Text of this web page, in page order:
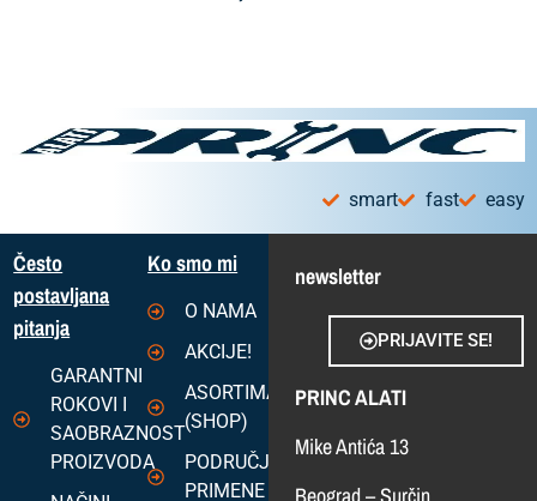
smart fast easy
Često
postavljana
pitanja
GARANTNI
ROKOVI I
SAOBRAZNOST
PROIZVODA
Ko smo mi
O NAMA
AKCIJE!
ASORTIMAN
(SHOP)
PODRUČJA
PRIMENE
newsletter
PRIJAVITE SE!
PRINC ALATI
Mike Antića 13